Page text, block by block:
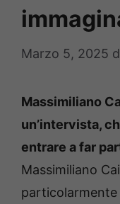
Marzo 5, 2025
Massimiliano
un’intervista,
entrare a far
Massimiliano
particolarmente